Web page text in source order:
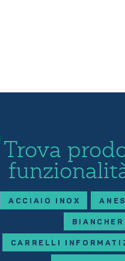
Trova
ACCIAIO INOX
CARRELLI